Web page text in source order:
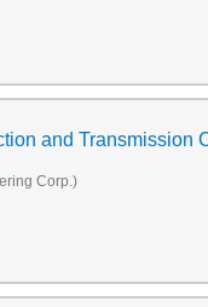
and Transmission
Corp.)